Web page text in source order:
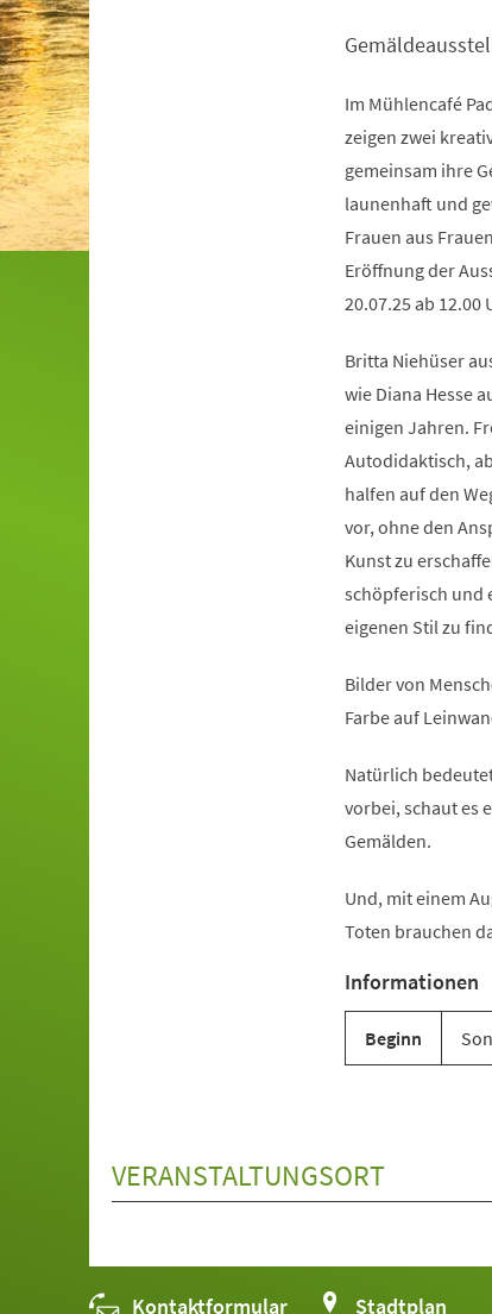
Im Mühlencafé
zeigen zwei
gemeinsam ihre
launenhaft und
Frauen aus
Eröffnung der
20.07.25 ab 12.00
Britta Niehüser
wie Diana Hesse
einigen Jahren.
Autodidaktisch,
halfen auf den
vor, ohne den
Kunst zu
schöpferisch und
eigenen Stil zu
Bilder von
Farbe auf
Natürlich
vorbei, schaut es
Gemälden.
Und, mit einem
Toten brauchen
Informationen
Beginn
VERANSTALTUNGSORT
Kontaktformular Stadtplan
(Öffnet